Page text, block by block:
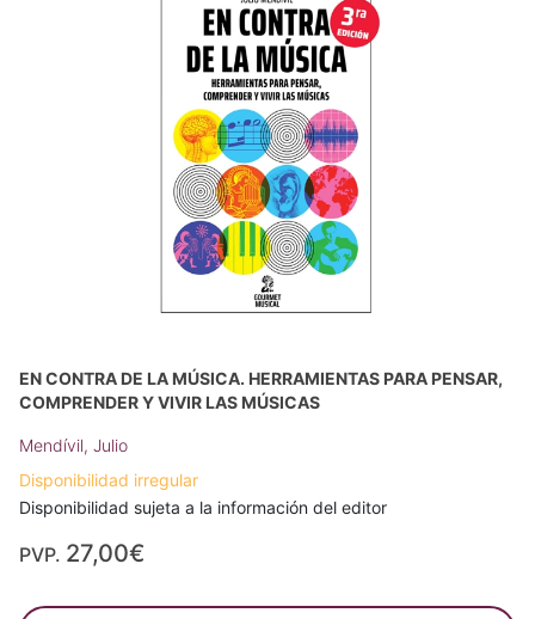
EN CONTRA DE LA MÚSICA. HERRAMIENTAS PARA PENSAR,
COMPRENDER Y VIVIR LAS MÚSICAS
Mendívil, Julio
Disponibilidad irregular
Disponibilidad sujeta a la información del editor
PVP. 27,00€